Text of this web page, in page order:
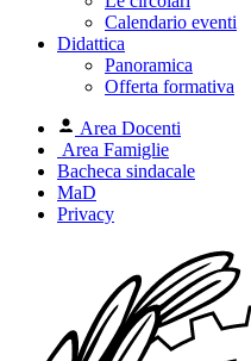
Calendario eventi
Didattica
Panoramica
Offerta formativa
Area Docenti
Area Famiglie
Bacheca sindacale
MaD
Privacy